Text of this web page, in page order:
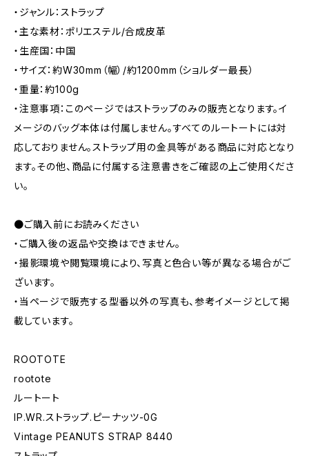
・ジャンル：ストラップ
・主な素材：ポリエステル/合成皮革
・生産国：中国
・サイズ：約W30mm（幅）/約1200mm（ショルダー最長）
・重量：約100g
・注意事項：このページではストラップのみの販売となります。イ
メージのバッグ本体は付属しません。すべてのルートートには対
応しておりません。ストラップ用の金具等がある商品に対応となり
ます。その他、商品に付属する注意書きをご確認の上ご使用くださ
い。
●ご購入前にお読みください
・ご購入後の返品や交換はできません。
・撮影環境や閲覧環境により、写真と色合い等が異なる場合がご
ざいます。
・当ページで販売する型番以外の写真も、参考イメージとして掲
載しています。
ROOTOTE
rootote
ルートート
IP.WR.ストラップ.ピーナッツ-0G
Vintage PEANUTS STRAP 8440